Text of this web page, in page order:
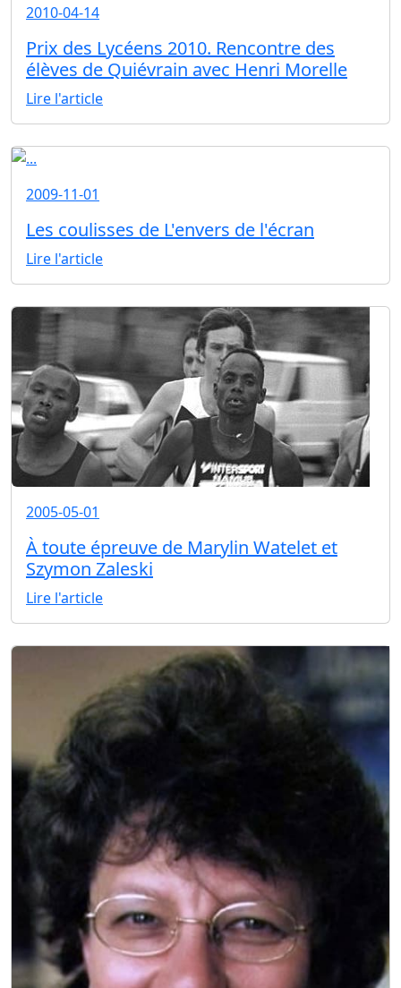
2010-04-14
Prix des Lycéens 2010. Rencontre des
élèves de Quiévrain avec Henri Morelle
Lire l'article
2009-11-01
Les coulisses de L'envers de l'écran
Lire l'article
2005-05-01
À toute épreuve de Marylin Watelet et
Szymon Zaleski
Lire l'article